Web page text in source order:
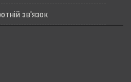
зв'язок